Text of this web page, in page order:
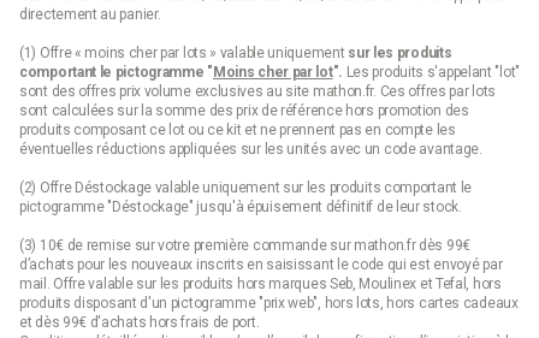
directement au panier.
(1) Offre « moins cher par lots » valable uniquement sur les produits
comportant le pictogramme "Moins cher par lot". Les produits s'appelant "lot"
sont des offres prix volume exclusives au site mathon.fr. Ces offres par lots
sont calculées sur la somme des prix de référence hors promotion des
produits composant ce lot ou ce kit et ne prennent pas en compte les
éventuelles réductions appliquées sur les unités avec un code avantage.
(2) Offre Déstockage valable uniquement sur les produits comportant le
pictogramme "Déstockage" jusqu'à épuisement définitif de leur stock.
(3) 10€ de remise sur votre première commande sur mathon.fr dès 99€
d’achats pour les nouveaux inscrits en saisissant le code qui est envoyé par
mail. Offre valable sur les produits hors marques Seb, Moulinex et Tefal, hors
produits disposant d'un pictogramme "prix web", hors lots, hors cartes cadeaux
et dès 99€ d'achats hors frais de port.